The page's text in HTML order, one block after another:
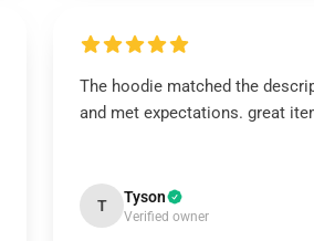
The hoodie matched the
and met expectations. great
T Tyson
Verified owner